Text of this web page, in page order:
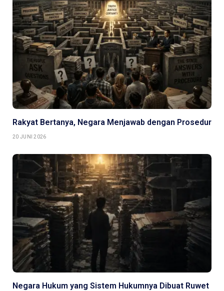
Rakyat Bertanya, Negara Menjawab dengan Prosedur
20 JUNI 2026
Negara Hukum yang Sistem Hukumnya Dibuat Ruwet